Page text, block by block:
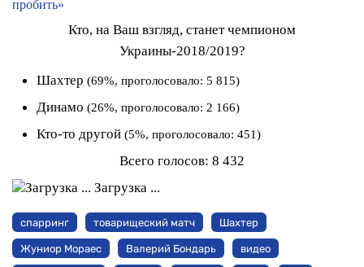
пробить»
Кто, на Ваш взгляд, станет чемпионом
Украины-2018/2019?
Шахтер (69%, проголосовало: 5 815)
Динамо (26%, проголосовало: 2 166)
Кто-то другой (5%, проголосовало: 451)
Всего голосов: 8 432
Загрузка ...
спарринг товарищеский матч Шахтер
Жуниор Мораес Валерий Бондарь видео